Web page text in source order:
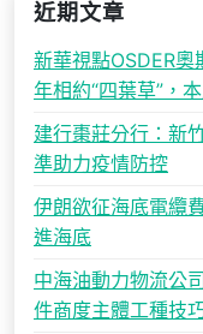
近期文章
新華視點OSDER奧
年相約“四葉草”，
建行棗莊分行：新
準助力疫情防控
伊朗欲征海底電纜
進海底
中海油動力物流公
件商度主體工種技